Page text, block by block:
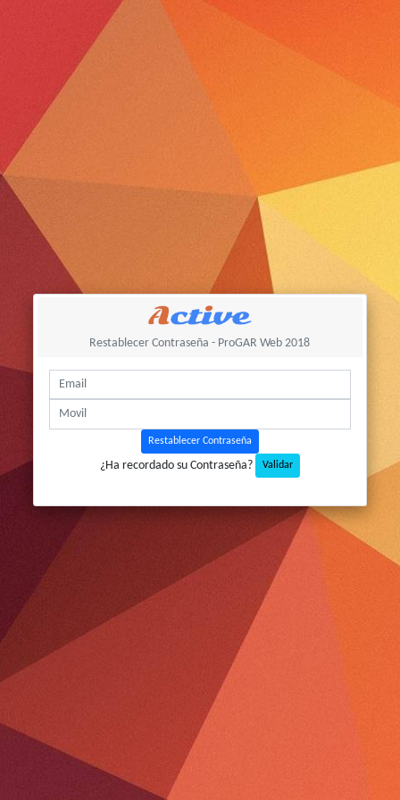
Restablecer Contraseña - ProGAR Web 2018
Restablecer Contraseña
¿Ha recordado su Contraseña? Validar